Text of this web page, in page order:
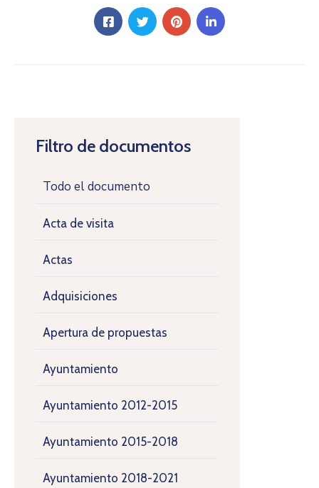
Filtro de documentos
Todo el documento
Acta de visita
Actas
Adquisiciones
Apertura de propuestas
Ayuntamiento
Ayuntamiento 2012-2015
Ayuntamiento 2015-2018
Ayuntamiento 2018-2021